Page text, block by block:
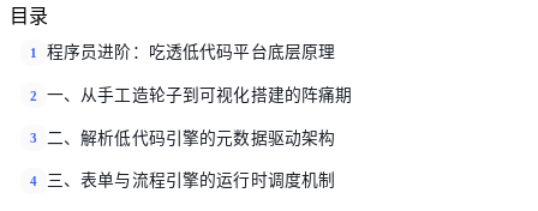
目录
1 程序员进阶：吃透低代码平台底层原理
2 一、从手工造轮子到可视化搭建的阵痛期
3 二、解析低代码引擎的元数据驱动架构
4 三、表单与流程引擎的运行时调度机制